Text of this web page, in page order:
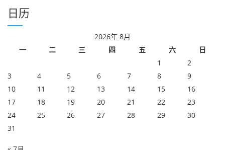
日历
2026年 8月
一
二 三 四 五 六
日
1
2
3
4 5 6 7 8
9
10
11 12 13 14 15
16
17
18 19 20 21 22
23
24
25 26 27 28 29
30
31